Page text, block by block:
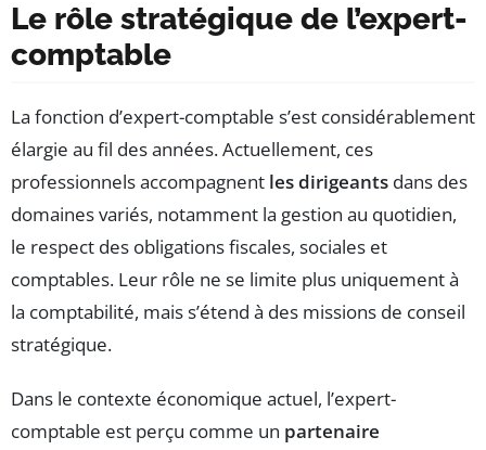
Le rôle stratégique de l’expert-
comptable
La fonction d’expert-comptable s’est considérablement
élargie au fil des années. Actuellement, ces
professionnels accompagnent les dirigeants dans des
domaines variés, notamment la gestion au quotidien,
le respect des obligations fiscales, sociales et
comptables. Leur rôle ne se limite plus uniquement à
la comptabilité, mais s’étend à des missions de conseil
stratégique.
Dans le contexte économique actuel, l’expert-
comptable est perçu comme un partenaire